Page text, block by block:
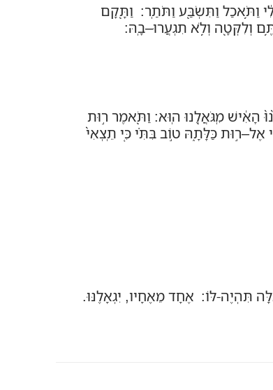
וַתֹּ֥אכַל וַתִּשְׂבַּ֖ע וַתֹּתַֽר: וַתָּ֖קָם
וְלִקְּטָ֖ה וְלֹ֥א תִגְעֲרוּ–בָֽהּ:
הָאִ֔ישׁ מִֽגֹּאֲלֵ֖נוּ הֽוּא: וַתֹּ֖אמֶר ר֣וּת
אֶל–ר֣וּת כַּלָּתָ֑הּ ט֣וֹב בִּתִּ֗י כִּ֤י תֵֽצְאִי֙
תִּהְיֶה-לּוֹ: אֶחָד מֵאֶחָיו, יִגְאָלֶנּוּ.